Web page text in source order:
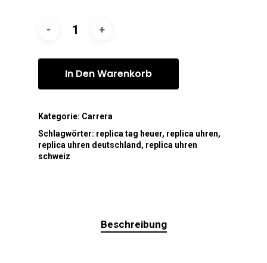
In Den Warenkorb
Kategorie: Carrera
Schlagwörter: replica tag heuer, replica uhren,
replica uhren deutschland , replica uhren
schweiz
Beschreibung